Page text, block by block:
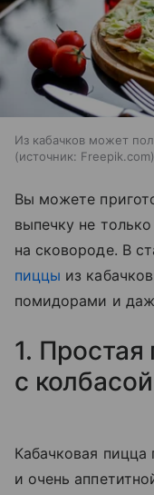
Из кабачков может
источник: Freepik.com
Вы можете
выпечку не
на сковороде. В
пиццы из
помидорами и
1. Простая
с колбасой
Кабачковая пицца
и очень